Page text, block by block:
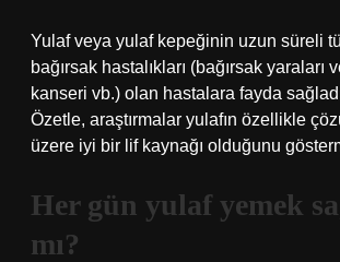
Yulaf veya yulaf kepeğinin uzun süreli
bağırsak hastalıkları (bağırsak yaraları
kanseri vb.) olan hastalara fayda
Özetle, araştırmalar yulafın özellikle
üzere iyi bir lif kaynağı olduğunu
Her gün yulaf yemek
mı?